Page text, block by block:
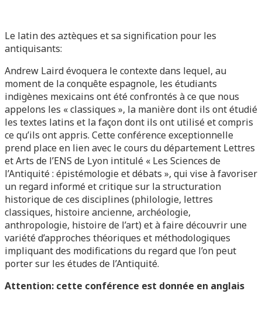
Le latin des aztèques et sa signification pour les
antiquisants:
Andrew Laird évoquera le contexte dans lequel, au
moment de la conquête espagnole, les étudiants
indigènes mexicains ont été confrontés à ce que nous
appelons les « classiques », la manière dont ils ont étudié
les textes latins et la façon dont ils ont utilisé et compris
ce qu’ils ont appris. Cette conférence exceptionnelle
prend place en lien avec le cours du département Lettres
et Arts de l’ENS de Lyon intitulé « Les Sciences de
l’Antiquité : épistémologie et débats », qui vise à favoriser
un regard informé et critique sur la structuration
historique de ces disciplines (philologie, lettres
classiques, histoire ancienne, archéologie,
anthropologie, histoire de l’art) et à faire découvrir une
variété d’approches théoriques et méthodologiques
impliquant des modifications du regard que l’on peut
porter sur les études de l’Antiquité.
Attention: cette conférence est donnée en anglais